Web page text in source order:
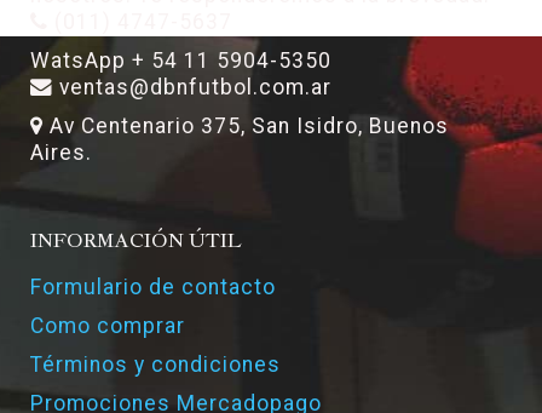
WatsApp + 54 11 5904-5350
ventas@dbnfutbol.com.ar
Av Centenario 375, San Isidro, Buenos
Aires.
INFORMACIÓN ÚTIL
Formulario de contacto
Como comprar
Términos y condiciones
Promociones Mercadopago